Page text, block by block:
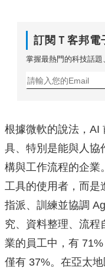
訂閱Ｔ客邦電
掌握最熱門的科技話題
根據微軟的說法，AI
具、特別是能與人協
構與工作流程的企業
工具的使用者，而是
指派、訓練並協調
究、資料整理、流程
業的員工中，有
僅有 37%。在亞太